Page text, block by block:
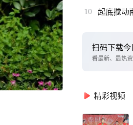
10 起底搅动
扫码下载今
看最新、最热
精彩视频